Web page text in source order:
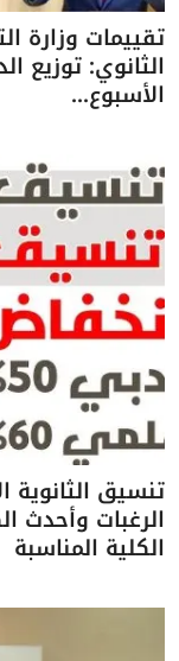
الثانوي: توزيع
الأسبوع...
الرغبات وأحدث
الكلية المناسبة